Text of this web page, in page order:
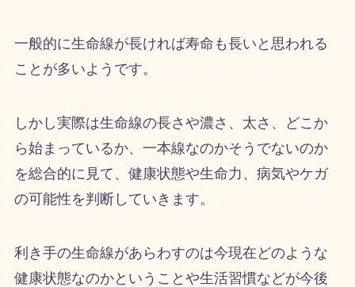
一般的に生命線が長ければ寿命も長いと思われる
ことが多いようです。
しかし実際は生命線の長さや濃さ、太さ、どこか
ら始まっているか、一本線なのかそうでないのか
を総合的に見て、健康状態や生命力、病気やケガ
の可能性を判断していきます。
利き手の生命線があらわすのは今現在どのような
健康状態なのかということや生活習慣などが今後